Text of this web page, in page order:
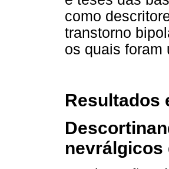
como
transtorno
os quais foram
Resultados
nevrálgicos